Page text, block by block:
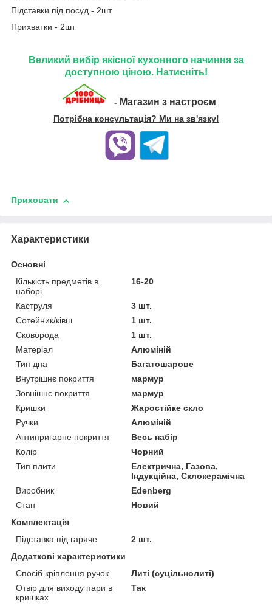
Підставки під посуд - 2шт
Прихватки - 2шт
Великий вибір якісної кухонного начиння за
доступною ціною. Натисніть!
- Магазин з настроєм
Потрібна консультація? Ми на зв'язку!
Приховати
Характеристики
Основні
Кількість предметів в
наборі
16-20
Каструля
3 шт.
Сотейник/ківш
1 шт.
Сковорода
1 шт.
Матеріал
Алюміній
Тип дна
Багатошарове
Внутрішнє покриття
мармур
Зовнішнє покриття
мармур
Кришки
Жаростійке скло
Ручки
Алюміній
Антипригарне покриття
Весь набір
Колір
Чорний
Тип плити
Електрична, Газова,
Індукційна, Склокерамічна
Виробник
Edenberg
Стан
Новий
Комплектація
Підставка під гаряче
2 шт.
Додаткові характеристики
Спосіб кріплення ручок
Литі (суцільнолиті)
Отвір для виходу пари в
кришках
Так